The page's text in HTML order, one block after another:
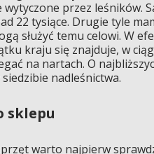
przez leśników.
22 tysiące. Drugie tyle
służyć temu celowi. W
kraju się znajduje, w
na nartach. O
nadleśnictwa.
sklepu
warto najpierw